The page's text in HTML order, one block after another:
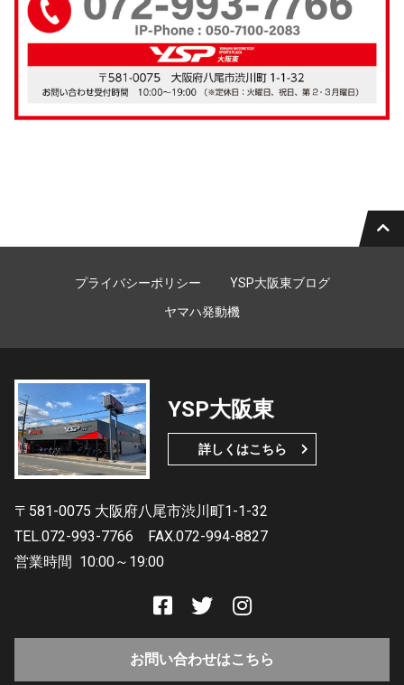
プライバシーポリシー
YSP大阪東ブログ
ヤマハ発動機
YSP大阪東
詳しくはこちら
〒581-0075 大阪府八尾市渋川町1-1-32
TEL.072-993-7766
FAX.072-994-8827
営業時間 10:00～19:00
お問い合わせはこちら